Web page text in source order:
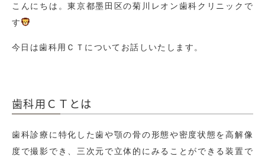
こんにちは。東京都墨田区の菊川レオン歯科クリニックで
す
今日は歯科用ＣＴについてお話しいたします。
歯科用ＣＴとは
歯科診療に特化した歯や顎の骨の形態や密度状態を高解像
度で撮影でき、三次元で立体的にみることができる装置で